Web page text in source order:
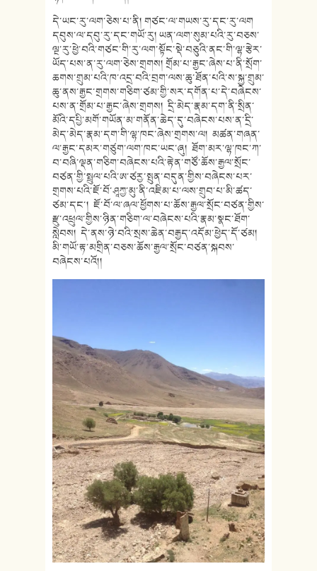
དེ་ཡང་རུ་ལག་ཅེས་པ་ནི། གཙང་ལ་གཡས་རུ་དང་རུ་ལག
དབུས་ལ་དབུ་རུ་དང་གཡོ་རུ། ཡན་ལག་སུམ་པའི་རུ་བཅས་
ལྔ་རུ་ཕྱེ་བའི་གཙང་གི་རུ་ལག་སྟོང་སྡེ་བཅུའི་ནང་གི་ལྷ་རྩེར་
ཡོད་པས་ན་རུ་ལག་ཅེས་གྲགས། གྲོམ་པ་རྒྱང་ཞེས་པ་ནི་སྲོག་
ཆགས་གྲུམ་པའི་ཁ་འདྲ་བའི་བྲག་ལས་ཆུ་ཐོན་པའི་ས་སྐྱ་གྲུམ་
ཆུ་ནས་རྒྱང་གྲགས་གཅིག་ཙམ་གྱི་སར་དགོན་པ་དེ་བཞེངས་
པས་ན་གྲོམ་པ་རྒྱང་ཞེས་གྲགས། དྲི་མེད་རྣམ་དག་ནི་སྲིན་
མོའི་དཔྱི་མགོ་གཡོན་མ་གནོན་ཆེད་དུ་བཞེངས་པས་ན་དྲི་
མེད་མེད་རྣམ་དག་གི་ལྷ་ཁང་ཞེས་གྲགས་ལ། མཚན་གཞན་
ལ་རྒྱང་དམར་གཙུག་ལག་ཁང་ཡང་ཞུ། ཐོག་མར་ལྷ་ཁང་ཀ་
བ་བཞི་ལྡན་གཅིག་བཞེངས་པའི་རྟེན་གཙོ་ཆོས་རྒྱལ་སྲོང་
བཙན་གྱི་སྤྲུལ་པའི་ཨ་ཙརྱ་སྤུན་བདུན་གྱིས་བཞེངས་པར་
གྲགས་པའི་ཇོ་བོ་ཤཱཀྱ་མུ་ནི་འཇིམ་པ་ལས་གྲུབ་པ་མི་ཚད་
ཙམ་དང་། ཇོ་བོ་ལ་ཞལ་ཕྱོགས་པ་ཆོས་རྒྱལ་སྲོང་བཙན་གྱིས་
རྫུ་འཕྲུལ་གྱིས་ཉིན་གཅིག་ལ་བཞེངས་པའི་རྣམ་སྣང་ཐོག་
སླེབས། དེ་ནས་ཉེ་བའི་སྲས་ཆེན་བརྒྱད་འདོམ་ཕྱེད་དོ་ཙམ།
མི་གཡོ་རྟ་མགྲིན་བཅས་ཆོས་རྒྱལ་སྲོང་བཙན་སྐབས་
བཞེངས་པའོ།།